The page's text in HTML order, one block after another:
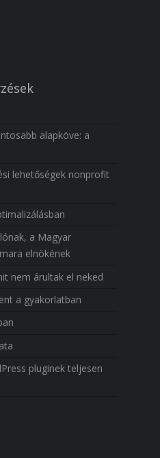
alapköve: a
lehetőségek nonprofit
a Magyar
elnökének
nem árultak el neked
a gyakorlatban
pluginek teljesen